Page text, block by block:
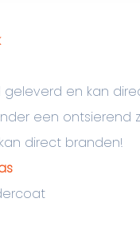
en kan
een ontsierend
direct branden!